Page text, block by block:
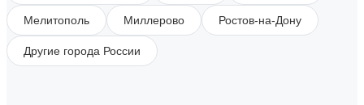
Мелитополь Миллерово Ростов-на-Дону
Другие города России